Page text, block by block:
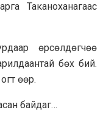
Таканоханагаас
өрсөлдөгчөө
бөх бий.
өөр.
байдаг…